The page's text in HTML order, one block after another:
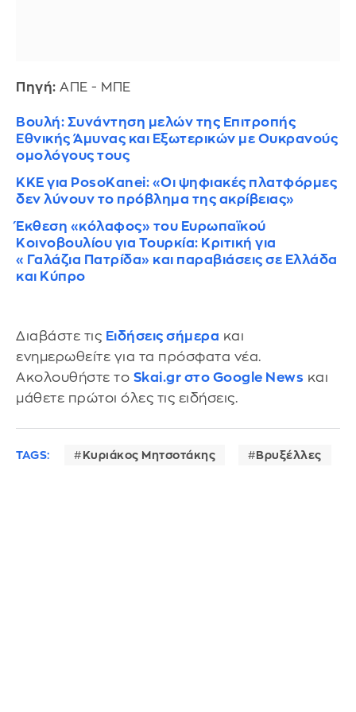
Πηγή: ΑΠΕ - ΜΠΕ
Βουλή: Συνάντηση μελών της Επιτροπής
Εθνικής Άμυνας και Εξωτερικών με Ουκρανούς
ομολόγους τους
ΚΚΕ για PosoKanei: «Οι ψηφιακές πλατφόρμες
δεν λύνουν το πρόβλημα της ακρίβειας»
Έκθεση «κόλαφος» του Ευρωπαϊκού
Κοινοβουλίου για Τουρκία: Κριτική για
«Γαλάζια Πατρίδα» και παραβιάσεις σε Ελλάδα
και Κύπρο
Διαβάστε τις Ειδήσεις σήμερα και
ενημερωθείτε για τα πρόσφατα νέα.
Ακολουθήστε το Skai.gr στο Google News και
μάθετε πρώτοι όλες τις ειδήσεις.
TAGS: Κυριάκος Μητσοτάκης Βρυξέλλες